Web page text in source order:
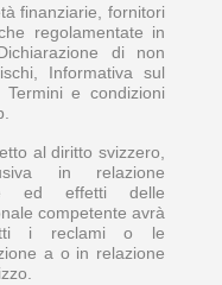
finanziarie, fornitori
regolamentate in
di non
Informativa sul
e condizioni
al diritto svizzero,
in relazione
ed effetti delle
competente avrà
i reclami o le
a o in relazione